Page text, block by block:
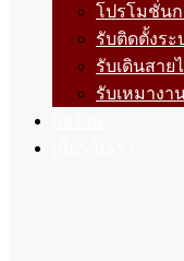
โปรโมชั่นก
รับติดตั้งระ
รับเดินสาย
รับเหมางา